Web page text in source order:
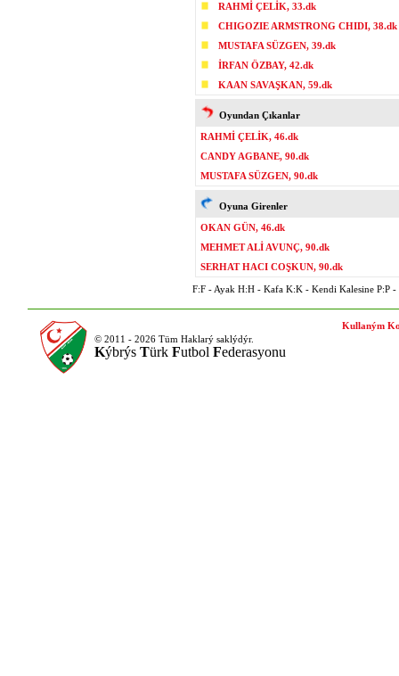
RAHMİ ÇELİK, 33.dk
CHIGOZIE ARMSTRONG CHIDI, 38.dk
MUSTAFA SÜZGEN, 39.dk
İRFAN ÖZBAY, 42.dk
KAAN SAVAŞKAN, 59.dk
Oyundan Çıkanlar
RAHMİ ÇELİK, 46.dk
CANDY AGBANE, 90.dk
MUSTAFA SÜZGEN, 90.dk
Oyuna Girenler
OKAN GÜN, 46.dk
MEHMET ALİ AVUNÇ, 90.dk
SERHAT HACI COŞKUN, 90.dk
F:F - Ayak H:H - Kafa K:K - Kendi Kalesine P:P -
© 2011 - 2026 Tüm Haklarý saklýdýr.
Kýbrýs Türk Futbol Federasyonu
Kullaným